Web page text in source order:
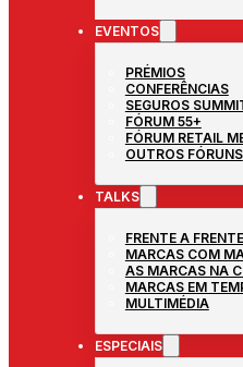
EVENTOS
PRÉMIOS
CONFERÊNCIAS
SEGUROS
FÓRUM 55+
FÓRUM RETAIL
OUTROS FÓRUNS
TALKS
FRENTE A FRENTE
MARCAS COM
AS MARCAS NA
MARCAS EM
MULTIMÉDIA
ESPECIAIS